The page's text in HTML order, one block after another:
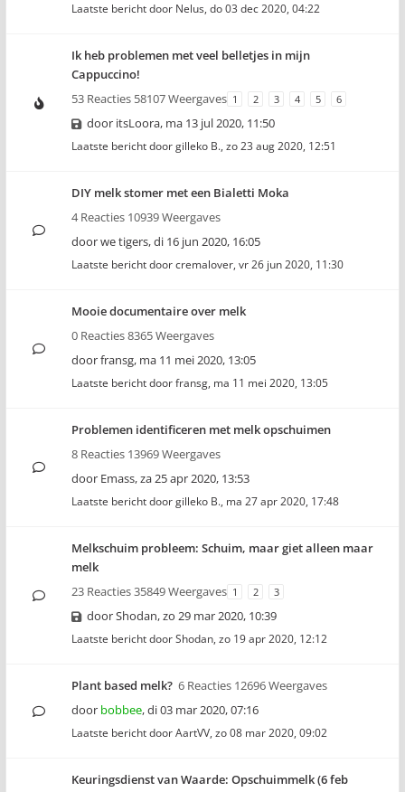
Laatste bericht door Nelus, do 03 dec 2020, 04:22
Ik heb problemen met veel belletjes in mijn
Cappuccino!
53 Reacties 58107 Weergaves 1 2 3 4 5 6
door itsLoora, ma 13 jul 2020, 11:50
Laatste bericht doorgilleko B., zo 23 aug 2020, 12:51
DIY melk stomer met een Bialetti Moka
4 Reacties 10939 Weergaves
doorwe tigers,di 16 jun 2020, 16:05
Laatste bericht doorcremalover, vr 26 jun 2020, 11:30
Mooie documentaire over melk
0 Reacties 8365 Weergaves
doorfransg, ma 11 mei 2020, 13:05
Laatste bericht doorfransg, ma 11 mei 2020, 13:05
Problemen identificeren met melk opschuimen
8 Reacties 13969 Weergaves
door Emass,za 25 apr 2020, 13:53
Laatste bericht doorgilleko B., ma 27 apr 2020, 17:48
Melkschuim probleem: Schuim, maar giet alleen maar
melk
23 Reacties 35849 Weergaves 1 2 3
doorShodan,zo 29 mar 2020, 10:39
Laatste bericht doorShodan, zo 19 apr 2020, 12:12
Plant based melk? 6 Reacties 12696 Weergaves
door bobbee,di 03 mar 2020, 07:16
Laatste bericht doorAartVV, zo 08 mar 2020, 09:02
Keuringsdienst van Waarde: Opschuimmelk (6 feb